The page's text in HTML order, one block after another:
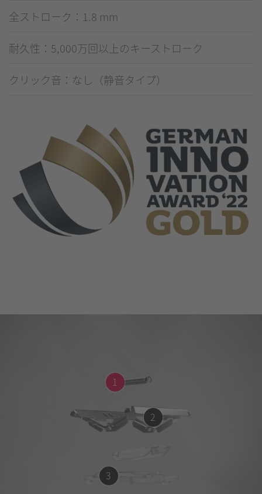
全ストローク：1.8 mm
耐久性：5,000万回以上のキーストローク
クリック音：なし（静音タイプ）
1
2
3